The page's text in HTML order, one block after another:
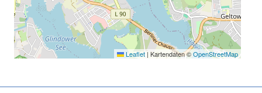
Leaflet| Kartendaten ©OpenStreetMap